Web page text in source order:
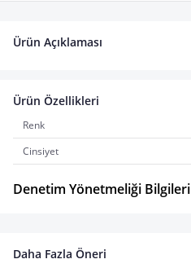
Ürün Açıklaması
Ürün Özellikleri
Renk
Cinsiyet
Denetim Yönetmeliği Bilgileri
Daha Fazla Öneri